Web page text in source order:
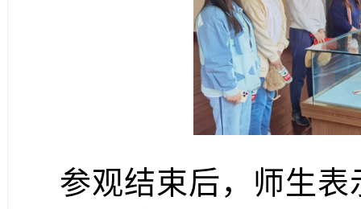
参观结束后，师生